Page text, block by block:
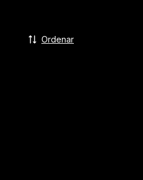
Ordenar